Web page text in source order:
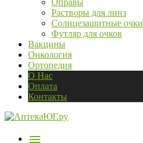
Оправы
Растворы для линз
Солнцезащитные очки
Футляр для очков
Вакцины
Онкология
Ортопедия
О Нас
Оплата
Контакты